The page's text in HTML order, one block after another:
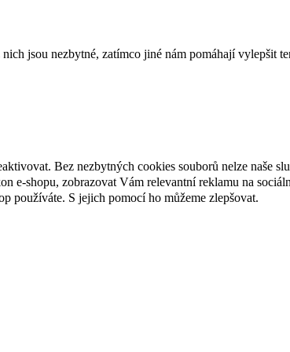
jsou nezbytné, zatímco jiné nám pomáhají vylepšit
Bez nezbytných cookies souborů nelze naše
e-shopu, zobrazovat Vám relevantní reklamu na
používáte. S jejich pomocí ho můžeme zlepšovat.